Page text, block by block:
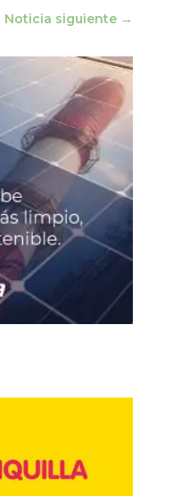
Noticia siguiente →